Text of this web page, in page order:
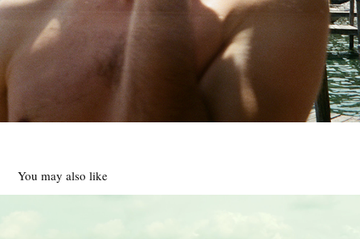
You may also like